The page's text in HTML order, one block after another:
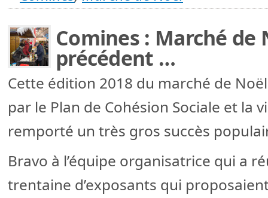
Comines : Marché de
précédent …
Cette édition 2018 du marché de
par le Plan de Cohésion Sociale et la
remporté un très gros succès
Bravo à l’équipe organisatrice qui a
trentaine d’exposants qui